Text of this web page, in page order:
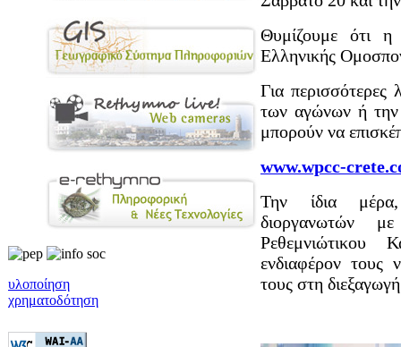
υλοποίηση
χρηματοδότηση
Θυμίζουμε ότι η
Ελληνικής
Για περισσότερες
των αγώνων ή την
μπορούν να
www.wpcc-
Την ίδια μέρα,
διοργανωτών
Ρεθεμνιώτικου
ενδιαφέρον τους
τους στη